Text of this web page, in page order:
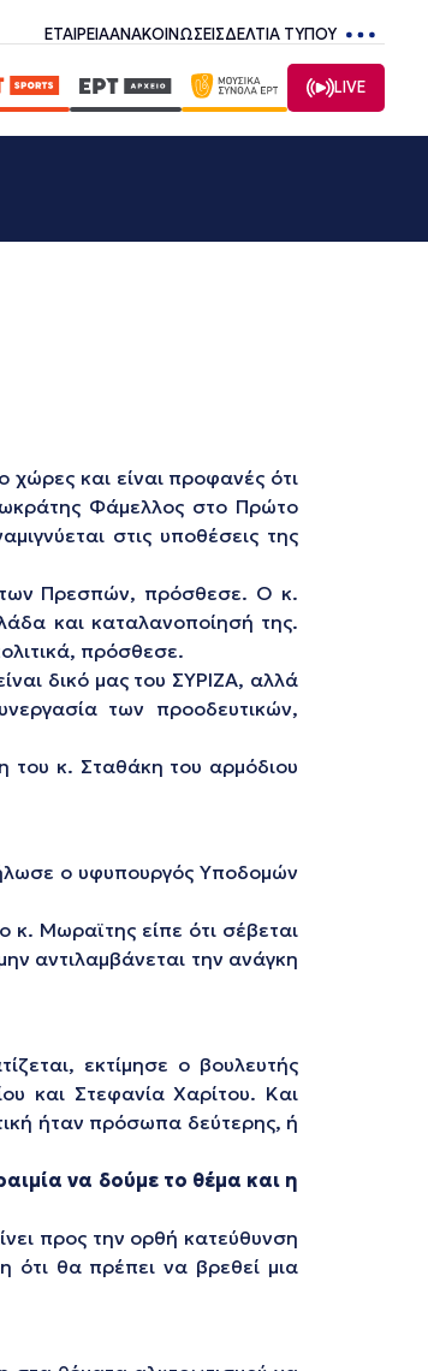
ΕΤΑΙΡΕΙΑΑΝΑΚΟΙΝΩΣΕΙΣΔΕΛΤΙΑ ΤΥΠΟΥ
LIVE
και είναι προφανές ότι
Φάμελλος στο Πρώτο
στις υποθέσεις της
των Πρεσπών, πρόσθεσε. Ο κ.
και καταλανοποίησή της.
πρόσθεσε.
δικό μας του ΣΥΡΙΖΑ, αλλά
των προοδευτικών,
του κ. Σταθάκη του αρμόδιου
ο υφυπουργός Υποδομών
Μωραϊτης είπε ότι σέβεται
αντιλαμβάνεται την ανάγκη
εκτίμησε ο βουλευτής
και Στεφανία Χαρίτου. Και
ήταν πρόσωπα δεύτερης, ή
να δούμε το θέμα και η
προς την ορθή κατεύθυνση
ότι θα πρέπει να βρεθεί μια